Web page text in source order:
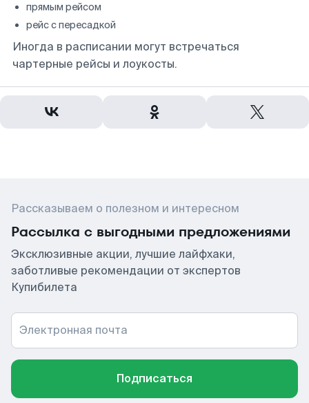
прямым рейсом
рейс с пересадкой
Иногда в расписании могут встречаться
чартерные рейсы и лоукосты.
Рассказываем о полезном и интересном
Рассылка с выгодными предложениями
Эксклюзивные акции, лучшие лайфхаки,
заботливые рекомендации от экспертов
Купибилета
Электронная почта
Подписаться